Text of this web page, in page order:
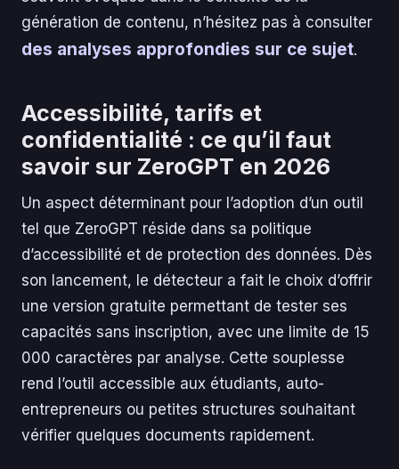
génération de contenu, n’hésitez pas à consulter
des analyses approfondies sur ce sujet.
Accessibilité, tarifs et
confidentialité : ce qu’il faut
savoir sur ZeroGPT en 2026
Un aspect déterminant pour l’adoption d’un outil
tel que ZeroGPT réside dans sa politique
d’accessibilité et de protection des données. Dès
son lancement, le détecteur a fait le choix d’offrir
une version gratuite permettant de tester ses
capacités sans inscription, avec une limite de 15
000 caractères par analyse. Cette souplesse
rend l’outil accessible aux étudiants, auto-
entrepreneurs ou petites structures souhaitant
vérifier quelques documents rapidement.